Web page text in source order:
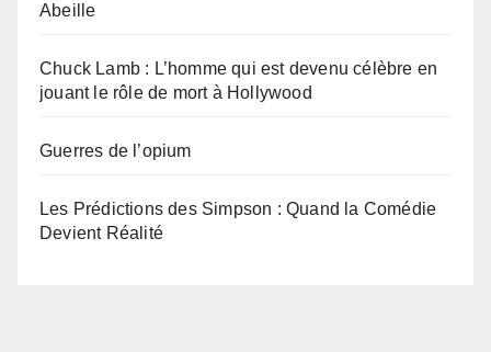
Abeille
Chuck Lamb : L’homme qui est devenu célèbre en
jouant le rôle de mort à Hollywood
Guerres de l’opium
Les Prédictions des Simpson : Quand la Comédie
Devient Réalité